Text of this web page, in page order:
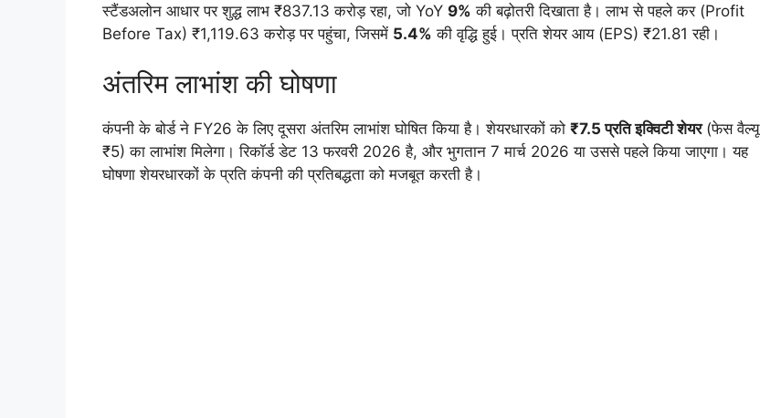
स्टैंडअलोन आधार पर शुद्ध लाभ ₹837.13 करोड़ रहा, जो YoY 9% की बढ़ोतरी दिखाता है। लाभ से पहले कर (Profit
Before Tax) ₹1,119.63 करोड़ पर पहुंचा, जिसमें 5.4% की वृद्धि हुई। प्रति शेयर आय (EPS) ₹21.81 रही।
अंतरिम लाभांश की घोषणा
कंपनी के बोर्ड ने FY26 के लिए दूसरा अंतरिम लाभांश घोषित किया है। शेयरधारकों को ₹7.5 प्रति इक्विटी शेयर(फेस वैल्यू
₹5) का लाभांश मिलेगा। रिकॉर्ड डेट 13 फरवरी 2026 है, और भुगतान 7 मार्च 2026 या उससे पहले किया जाएगा। यह
घोषणा शेयरधारकों के प्रति कंपनी की प्रतिबद्धता को मजबूत करती है।